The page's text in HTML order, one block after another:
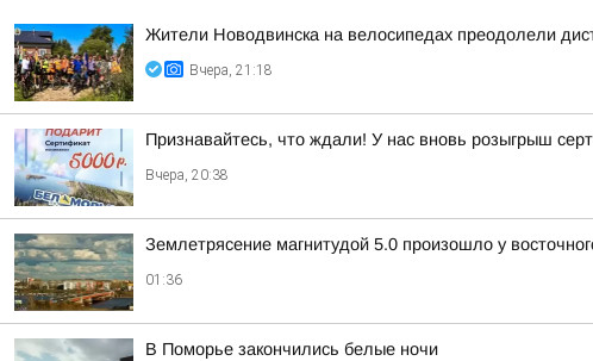
Жители Новодвинска на велосипедах преодолели
Вчера, 21:18
Признавайтесь, что ждали! У нас вновь розыгрыш
Вчера, 20:38
Землетрясение магнитудой 5.0 произошло у
01:36
В Поморье закончились белые ночи